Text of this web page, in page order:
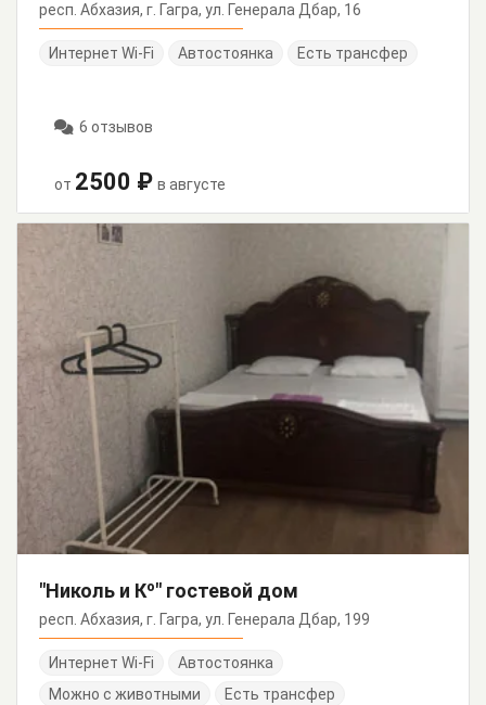
респ. Абхазия, г. Гагра, ул. Генерала Дбар, 16
Интернет Wi-Fi Автостоянка Есть трансфер
6 отзывов
от 2500 ₽ в августе
"Николь и Кº" гостевой дом
респ. Абхазия, г. Гагра, ул. Генерала Дбар, 199
Интернет Wi-Fi
Автостоянка
Можно с животными
Есть трансфер